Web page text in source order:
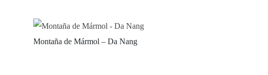
Montaña de Mármol – Da Nang